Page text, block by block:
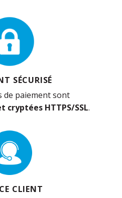
SÉCURISÉ
de paiement sont
cryptées HTTPS/SSL.
CLIENT